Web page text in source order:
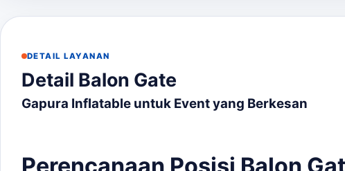
DETAIL LAYANAN
Detail Balon Gate
Gapura Inflatable untuk Event yang Berkesan